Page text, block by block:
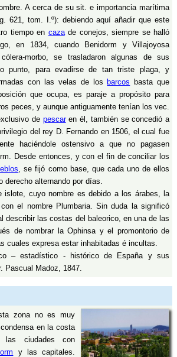
A cerca de su sit. e importancia marítima
621, tom. I.º): debiendo aquí añadir que este
tiempo en cazade conejos, siempre se halló
en 1834, cuando Benidorm y Villajoyosa
morbo, se trasladaron algunas de sus
punto, para evadirse de tan triste plaga, y
con las velas de los barcos basta que
que ocupa, es paraje a propósito para
peces, y aunque antiguamente tenían los vec.
de pescaren él, también se concedió a
del rey D. Fernando en 1506, el cual fue
haciéndole ostensivo a que no pagasen
Desde entonces, y con el fin de conciliar los
, se fijó como base, que cada uno de ellos
derecho alternando por días.
islote, cuyo nombre es debido a los árabes, la
el nombre Plumbaria. Sin duda la significó
describir las costas del baleorico, en una de las
de nombrar la Ophinsa y el promontorio de
cuales expresa estar inhabitadas é incultas.
– estadístico - histórico de España y sus
Pascual Madoz, 1847.
zona no es muy
en la costa
las ciudades con
y las capitales.